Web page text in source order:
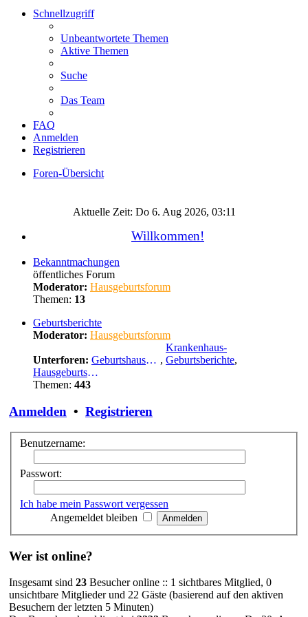
Schnellzugriff
Unbeantwortete Themen
Aktive Themen
Suche
Das Team
FAQ
Anmelden
Registrieren
Foren-Übersicht
Aktuelle Zeit: Do 6. Aug 2026, 03:11
Willkommen!
Bekanntmachungen
öffentliches Forum
Moderator: Hausgeburtsforum
Themen: 13
Geburtsberichte
Moderator: Hausgeburtsforum
Unterforen: Geburtshausgeburtsberichte ,
Krankenhaus-
Geburtsberichte,
Hausgeburtsberichte
Themen: 443
Anmelden • Registrieren
Benutzername:
Passwort:
Ich habe mein Passwort vergessen
Angemeldet bleiben
Wer ist online?
Insgesamt sind 23 Besucher online :: 1 sichtbares Mitglied, 0
unsichtbare Mitglieder und 22 Gäste (basierend auf den aktiven
Besuchern der letzten 5 Minuten)